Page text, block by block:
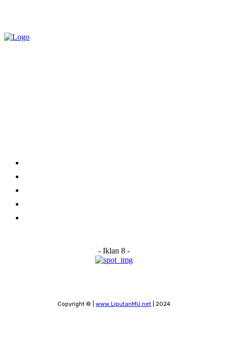
- Iklan 8 -
Copyright © | www.LiputanMU.net | 2024